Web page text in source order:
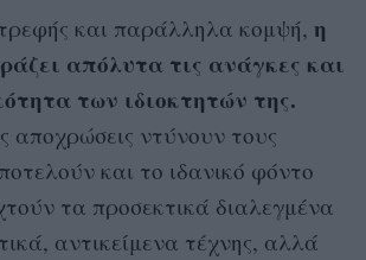
και παράλληλα κομψή, η
απόλυτα τις ανάγκες και
των ιδιοκτητών της.
αποχρώσεις ντύνουν τους
και το ιδανικό φόντο
τα προσεκτικά διαλεγμένα
αντικείμενα τέχνης, αλλά